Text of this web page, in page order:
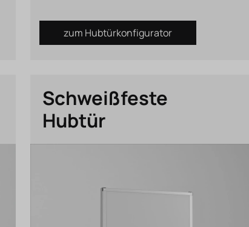
zum Hubtürkonfigurator
Schweißfeste
Hubtür